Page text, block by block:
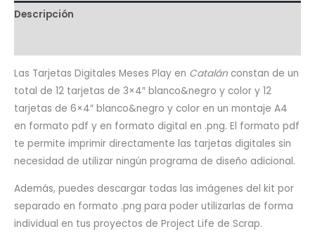
Descripción
Las Tarjetas Digitales Meses Play en Catalán constan de un
total de 12 tarjetas de 3×4″ blanco&negro y color y 12
tarjetas de 6×4″ blanco&negro y color en un montaje A4
en formato pdf y en formato digital en .png. El formato pdf
te permite imprimir directamente las tarjetas digitales sin
necesidad de utilizar ningún programa de diseño adicional.
Además, puedes descargar todas las imágenes del kit por
separado en formato .png para poder utilizarlas de forma
individual en tus proyectos de Project Life de Scrap.